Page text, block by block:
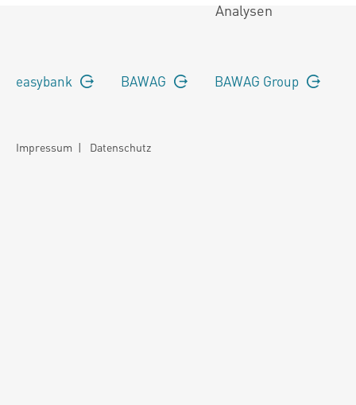
Analysen
easybank BAWAG BAWAG Group
Impressum | Datenschutz